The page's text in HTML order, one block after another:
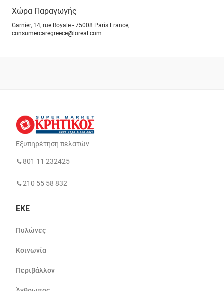
Χώρα Παραγωγής
Garnier, 14, rue Royale - 75008 Paris France,
consumercaregreece@loreal.com
Εξυπηρέτηση πελατών
801 11 232425
210 55 58 832
ΕΚΕ
Πυλώνες
Κοινωνία
Περιβάλλον